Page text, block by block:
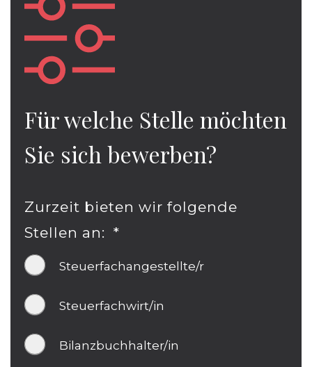
Für welche Stelle möchten
Sie sich bewerben?
Zurzeit bieten wir folgende
Stellen an: *
Steuerfachangestellte/r
Steuerfachwirt/in
Bilanzbuchhalter/in